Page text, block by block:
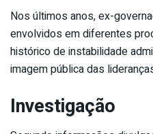
Nos últimos anos, ex-
envolvidos em diferentes
histórico de instabilidade
imagem pública das
Investigação